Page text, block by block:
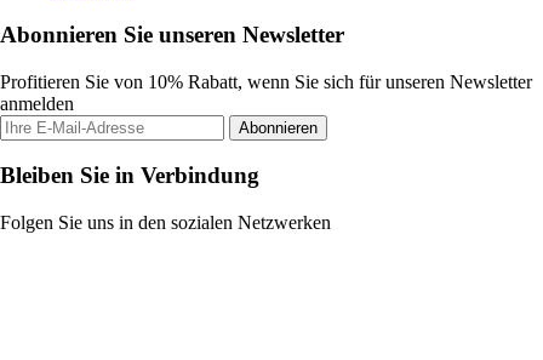
Abonnieren Sie unseren Newsletter
Profitieren Sie von 10% Rabatt, wenn Sie sich für unseren Newsletter
anmelden
Abonnieren
Bleiben Sie in Verbindung
Folgen Sie uns in den sozialen Netzwerken